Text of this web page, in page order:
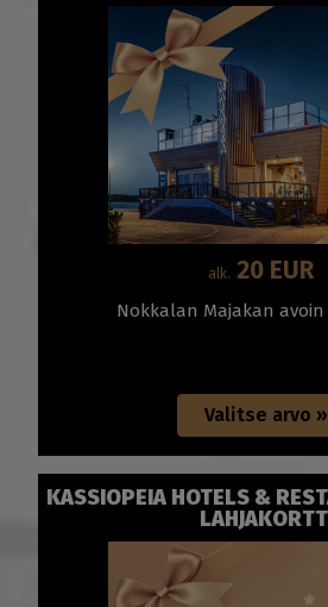
alk. 20 EUR
Nokkalan Majakan
KASSIOPEIA HOTELS &